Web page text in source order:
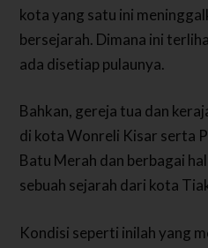
kota yang satu ini
bersejarah. Dimana ini
ada disetiap pulaunya.
Bahkan, gereja tua dan
di kota Wonreli Kisar serta
Batu Merah dan berbagai
sebuah sejarah dari kota
Kondisi seperti inilah yang